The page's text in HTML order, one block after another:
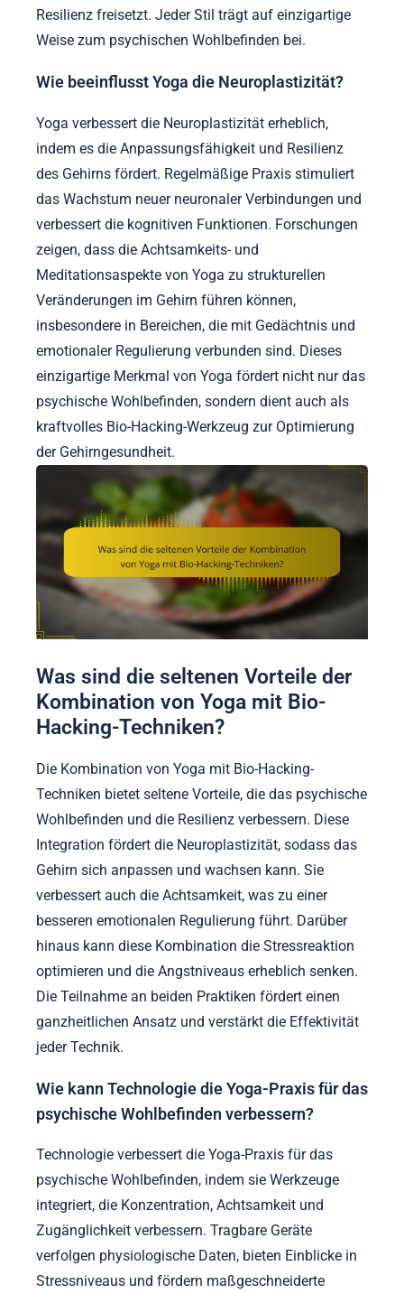
Resilienz freisetzt. Jeder Stil trägt auf einzigartige
Weise zum psychischen Wohlbefinden bei.
Wie beeinflusst Yoga die Neuroplastizität?
Yoga verbessert die Neuroplastizität erheblich,
indem es die Anpassungsfähigkeit und Resilienz
des Gehirns fördert. Regelmäßige Praxis stimuliert
das Wachstum neuer neuronaler Verbindungen und
verbessert die kognitiven Funktionen. Forschungen
zeigen, dass die Achtsamkeits- und
Meditationsaspekte von Yoga zu strukturellen
Veränderungen im Gehirn führen können,
insbesondere in Bereichen, die mit Gedächtnis und
emotionaler Regulierung verbunden sind. Dieses
einzigartige Merkmal von Yoga fördert nicht nur das
psychische Wohlbefinden, sondern dient auch als
kraftvolles Bio-Hacking-Werkzeug zur Optimierung
der Gehirngesundheit.
Was sind die seltenen Vorteile der
Kombination von Yoga mit Bio-
Hacking-Techniken?
Die Kombination von Yoga mit Bio-Hacking-
Techniken bietet seltene Vorteile, die das psychische
Wohlbefinden und die Resilienz verbessern. Diese
Integration fördert die Neuroplastizität, sodass das
Gehirn sich anpassen und wachsen kann. Sie
verbessert auch die Achtsamkeit, was zu einer
besseren emotionalen Regulierung führt. Darüber
hinaus kann diese Kombination die Stressreaktion
optimieren und die Angstniveaus erheblich senken.
Die Teilnahme an beiden Praktiken fördert einen
ganzheitlichen Ansatz und verstärkt die Effektivität
jeder Technik.
Wie kann Technologie die Yoga-Praxis für das
psychische Wohlbefinden verbessern?
Technologie verbessert die Yoga-Praxis für das
psychische Wohlbefinden, indem sie Werkzeuge
integriert, die Konzentration, Achtsamkeit und
Zugänglichkeit verbessern. Tragbare Geräte
verfolgen physiologische Daten, bieten Einblicke in
Stressniveaus und fördern maßgeschneiderte